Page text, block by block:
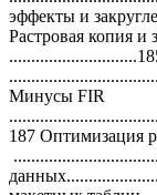
эффекты и
Растровая копия
Минусы FIR
187 Оптимизация